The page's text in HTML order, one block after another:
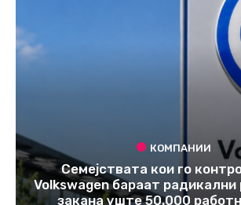
КОМПАНИИ
Семејствата кои го
Volkswagen бараат радикални
закана уште 50.000